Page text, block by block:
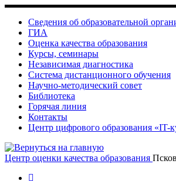
Skip
content
Сведения об образовательной
ГИА
Оценка качества образования
Курсы, семинары
Независимая диагностика
Система дистанционного обучения
Научно-методический совет
Библиотека
Горячая линия
Контакты
Центр цифрового образования «IT-
Центр оценки качества образования